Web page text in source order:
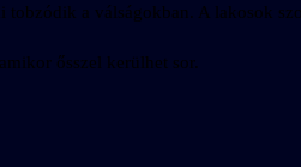
a válságokban. A lakosok
ősszel kerülhet sor.